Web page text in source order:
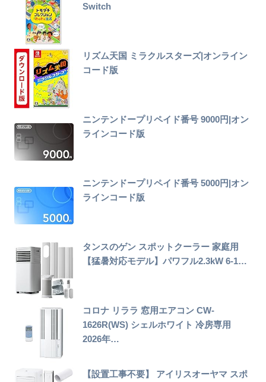
Switch
リズム天国 ミラクルスターズ|オンライン
コード版
ニンテンドープリペイド番号 9000円|オン
ラインコード版
ニンテンドープリペイド番号 5000円|オン
ラインコード版
タンスのゲン スポットクーラー 家庭用
【猛暑対応モデル】パワフル2.3kW 6-1…
コロナ リララ 窓用エアコン CW-
1626R(WS) シェルホワイト 冷房専用
2026年…
【設置工事不要】 アイリスオーヤマ スポ